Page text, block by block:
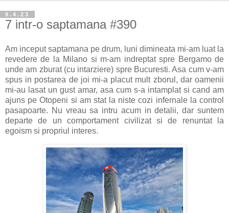
9.4.23
7 intr-o saptamana #390
Am inceput saptamana pe drum, luni dimineata mi-am luat la
revedere de la Milano si m-am indreptat spre Bergamo de
unde am zburat (cu intarziere) spre Bucuresti. Asa cum v-am
spus in postarea de joi mi-a placut mult zborul, dar oamenii
mi-au lasat un gust amar, asa cum s-a intamplat si cand am
ajuns pe Otopeni si am stat la niste cozi infernale la control
pasapoarte. Nu vreau sa intru acum in detalii, dar suntem
departe de un comportament civilizat si de renuntat la
egoism si propriul interes.